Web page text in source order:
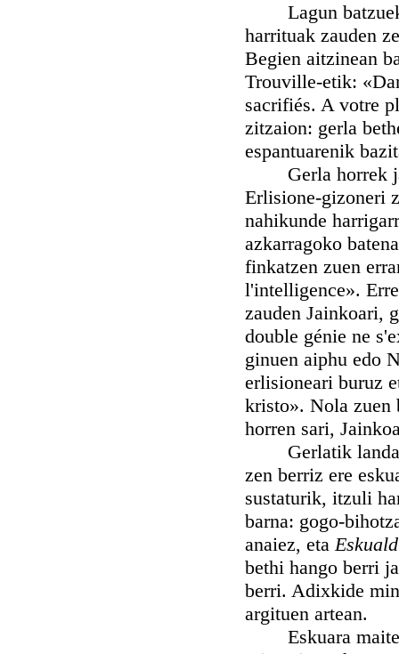
Lagun batzuek
harrituak zauden
Begien aitzinean
Trouville-etik:
sacrifiés. A votre
zitzaion: gerla
espantuarenik
Gerla horrek
Erlisione-gizoneri
nahikunde
azkarragoko
finkatzen zuen
l'intelligence».
zauden Jainkoari,
double génie ne
ginuen aiphu edo
erlisioneari buruz
kristo». Nola zuen
horren sari,
Gerlatik landa,
zen berriz ere
sustaturik, itzuli
barna: gogo-
anaiez, eta
bethi hango berri
berri. Adixkide
argituen artean.
Eskuara maite